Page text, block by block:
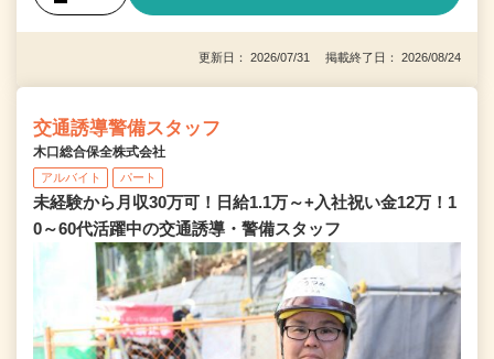
更新日： 2026/07/31 掲載終了日： 2026/08/24
交通誘導警備スタッフ
木口総合保全株式会社
アルバイト パート
未経験から月収30万可！日給1.1万～+入社祝い金12万！1
0～60代活躍中の交通誘導・警備スタッフ